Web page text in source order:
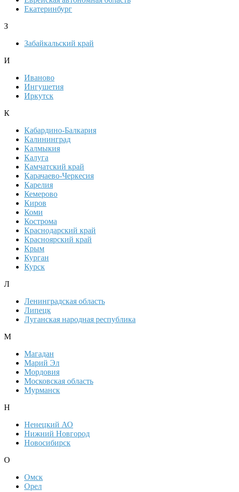
Екатеринбург
З
Забайкальский край
И
Иваново
Ингушетия
Иркутск
К
Кабардино-Балкария
Калининград
Калмыкия
Калуга
Камчатский край
Карачаево-Черкесия
Карелия
Кемерово
Киров
Коми
Кострома
Краснодарский край
Красноярский край
Крым
Курган
Курск
Л
Ленинградская область
Липецк
Луганская народная республика
М
Магадан
Марий Эл
Мордовия
Московская область
Мурманск
Н
Ненецкий АО
Нижний Новгород
Новосибирск
О
Омск
Орел